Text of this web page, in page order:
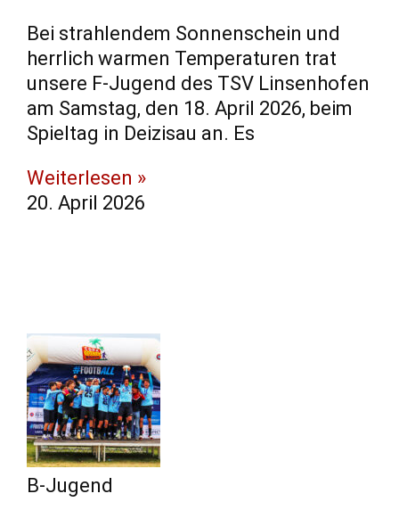
​Bei strahlendem Sonnenschein und
herrlich warmen Temperaturen trat
unsere F-Jugend des TSV Linsenhofen
am Samstag, den 18. April 2026, beim
Spieltag in Deizisau an. ​Es
Weiterlesen »
20. April 2026
B-Jugend